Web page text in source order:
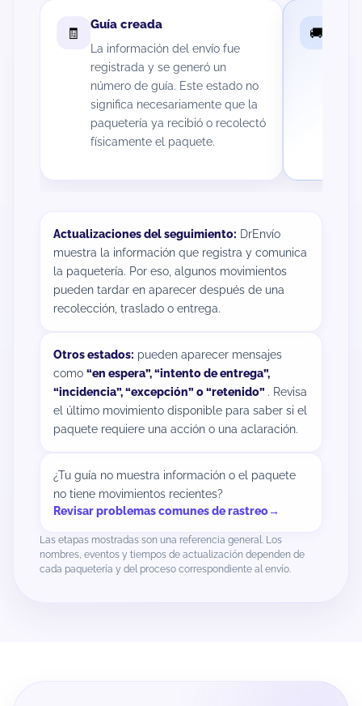
🧾
Guía creada
La información del envío fue
registrada y se generó un
número de guía. Este estado no
significa necesariamente que la
paquetería ya recibió o recolectó
físicamente el paquete.
🚚
Actualizaciones del seguimiento: DrEnvío
muestra la información que registra y comunica
la paquetería. Por eso, algunos movimientos
pueden tardar en aparecer después de una
recolección, traslado o entrega.
Otros estados: pueden aparecer mensajes
como “en espera”, “intento de entrega”,
“incidencia”, “excepción” o “retenido” . Revisa
el último movimiento disponible para saber si el
paquete requiere una acción o una aclaración.
¿Tu guía no muestra información o el paquete
no tiene movimientos recientes?
Revisar problemas comunes de rastreo
Las etapas mostradas son una referencia general. Los
nombres, eventos y tiempos de actualización dependen de
cada paquetería y del proceso correspondiente al envío.